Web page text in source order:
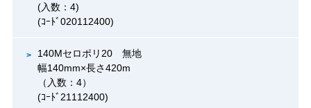
(入数：4)
(ｺｰﾄﾞ020112400)
140Mセロポリ20 無地
幅140mm×長さ420m
（入数：4）
(ｺｰﾄﾞ21112400)